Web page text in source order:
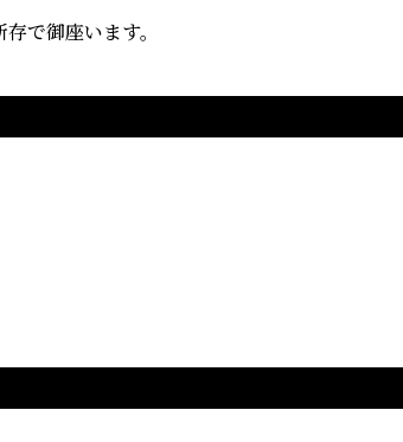
で御座います。